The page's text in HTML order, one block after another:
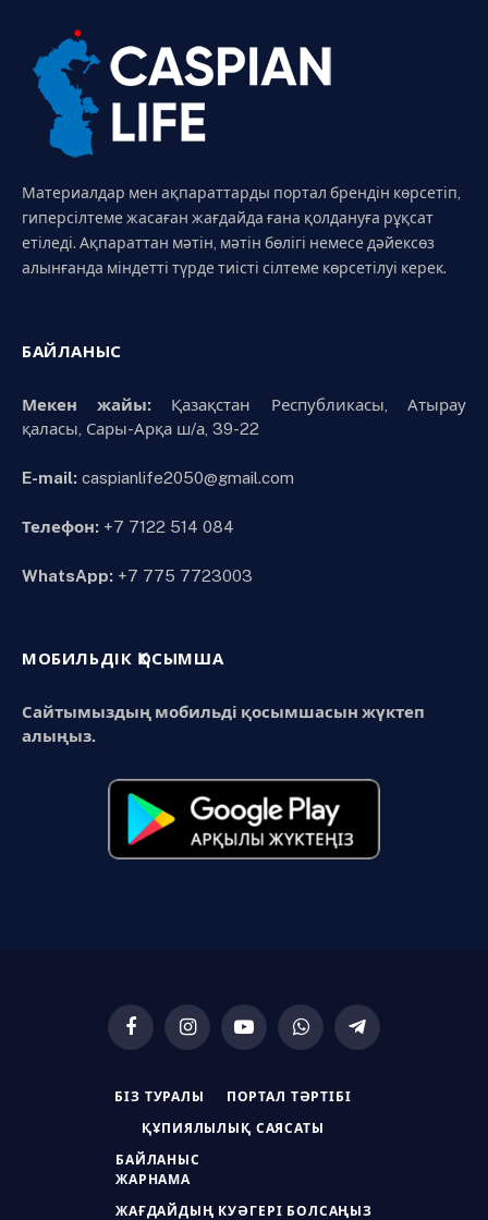
Материалдар мен ақпараттарды портал брендін көрсетіп,
гиперсілтеме жасаған жағдайда ғана қолдануға рұқсат
етіледі. Ақпараттан мәтін, мәтін бөлігі немесе дәйексөз
алынғанда міндетті түрде тиісті сілтеме көрсетілуі керек.
БАЙЛАНЫС
Мекен жайы:Қазақстан Республикасы, Атырау
қаласы, Сары-Арқа ш/а, 39-22
E-mail: caspianlife2050@gmail.com
Телефон: +7 7122 514 084
WhatsApp: +7 775 7723003
МОБИЛЬДІК ҚОСЫМША
Сайтымыздың мобильді қосымшасын жүктеп
алыңыз.
FacebookInstagramYouTubeWhatsAppTelegram
БІЗ ТУРАЛЫ ПОРТАЛ ТӘРТІБІ
ҚҰПИЯЛЫЛЫҚ САЯСАТЫ
БАЙЛАНЫС
ЖАРНАМА
ЖАҒДАЙДЫҢ КУӘГЕРІ БОЛСАҢЫЗ